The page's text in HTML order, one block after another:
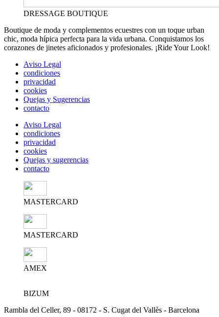
DRESSAGE BOUTIQUE
Boutique de moda y complementos ecuestres con un toque urban
chic, moda hípica perfecta para la vida urbana. Conquistamos los
corazones de jinetes aficionados y profesionales. ¡Ride Your Look!
Aviso Legal
condiciones
privacidad
cookies
Quejas y Sugerencias
contacto
Aviso Legal
condiciones
privacidad
cookies
Quejas y sugerencias
contacto
MASTERCARD
MASTERCARD
AMEX
BIZUM
Rambla del Celler, 89 - 08172 - S. Cugat del Vallès - Barcelona